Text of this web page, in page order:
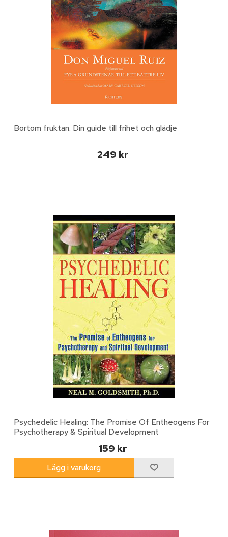
Bortom fruktan. Din guide till frihet och glädje
249 kr
Psychedelic Healing: The Promise Of Entheogens For
Psychotherapy & Spiritual Development
159 kr